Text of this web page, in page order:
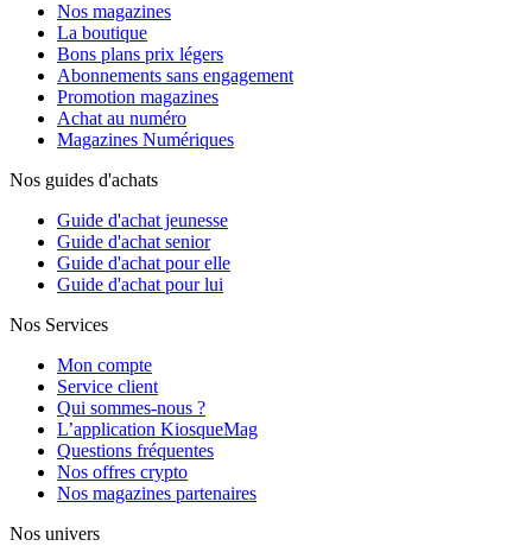
Nos magazines
La boutique
Bons plans prix légers
Abonnements sans engagement
Promotion magazines
Achat au numéro
Magazines Numériques
Nos guides d'achats
Guide d'achat jeunesse
Guide d'achat senior
Guide d'achat pour elle
Guide d'achat pour lui
Nos Services
Mon compte
Service client
Qui sommes-nous ?
L’application KiosqueMag
Questions fréquentes
Nos offres crypto
Nos magazines partenaires
Nos univers